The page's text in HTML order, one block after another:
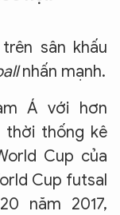
sân khấu
nhấn mạnh.
Á với hơn
thời thống kê
Cup của
Cup futsal
năm 2017,